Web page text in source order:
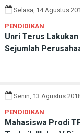
Selasa, 14 Agustus
PENDIDIKAN
Unri Terus
Sejumlah
Senin, 13 Agustus
PENDIDIKAN
Mahasiswa Prodi